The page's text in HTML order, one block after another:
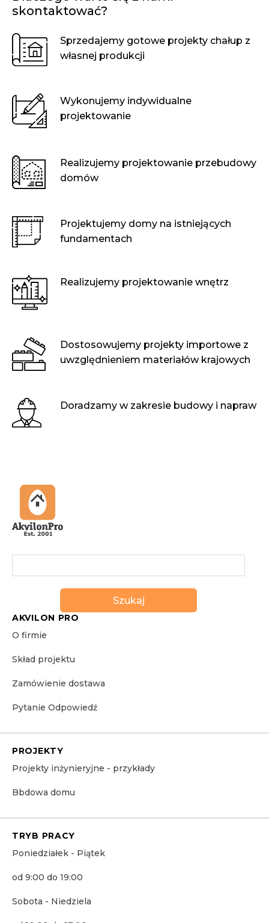
skontaktować?
Sprzedajemy gotowe projekty chałup z
własnej produkcji
Wykonujemy indywidualne
projektowanie
Realizujemy projektowanie przebudowy
domów
Projektujemy domy na istniejących
fundamentach
Realizujemy projektowanie wnętrz
Dostosowujemy projekty importowe z
uwzględnieniem materiałów krajowych
Doradzamy w zakresie budowy i napraw
Szukaj
AKVILON PRO
O firmie
Skład projektu
Zamówienie dostawa
Pytanie Odpowiedź
PROJEKTY
Projekty inżynieryjne - przykłady
Bbdowa domu
TRYB PRACY
Poniedziałek - Piątek
od 9:00 do 19:00
Sobota - Niedziela